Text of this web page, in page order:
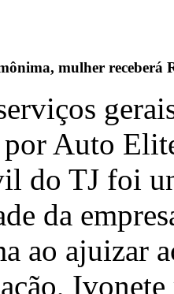
mulher receberá
Auto
do TJ foi
da
ao ajuizar